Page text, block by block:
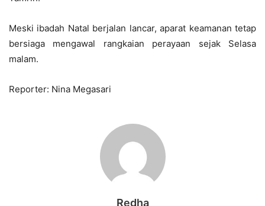
Meski ibadah Natal berjalan lancar, aparat keamanan tetap
bersiaga mengawal rangkaian perayaan sejak Selasa
malam.
Reporter: Nina Megasari
Redha